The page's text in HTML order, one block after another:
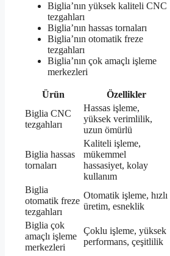
Biglia’nın yüksek kaliteli CNC
tezgahları
Biglia’nın hassas tornaları
Biglia’nın otomatik freze
tezgahları
Biglia’nın çok amaçlı işleme
merkezleri
Ürün
Özellikler
Biglia CNC
tezgahları
Hassas işleme,
yüksek verimlilik,
uzun ömürlü
Biglia hassas
tornaları
Kaliteli işleme,
mükemmel
hassasiyet, kolay
kullanım
Biglia
otomatik freze
tezgahları
Otomatik işleme, hızlı
üretim, esneklik
Biglia çok
amaçlı işleme
merkezleri
Çoklu işleme, yüksek
performans, çeşitlilik